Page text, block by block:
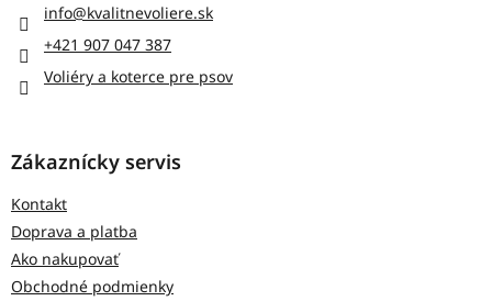
info@kvalitnevoliere.sk
+421 907 047 387
Voliéry a koterce pre psov
Zákaznícky servis
Kontakt
Doprava a platba
Ako nakupovať
Obchodné podmienky